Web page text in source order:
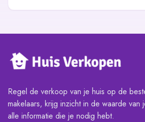
Regel de verkoop van je huis op de
makelaars, krijg inzicht in de waarde van
alle informatie die je nodig hebt.